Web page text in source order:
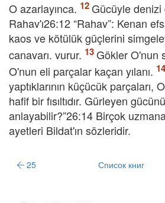
O azarlayınca.
Gücüyle
Rahav'ı26:12 “Rahav”: Kenan
kaos ve kötülük güçlerini
canavarı. vurur.
Gökler O'nun
O'nun eli parçalar kaçan yılanı.
yaptıklarının küçücük parçaları,
hafif bir fısıltıdır. Gürleyen
anlayabilir?”26:14 Birçok
ayetleri Bildat'ın sözleridir.
25 Список книг